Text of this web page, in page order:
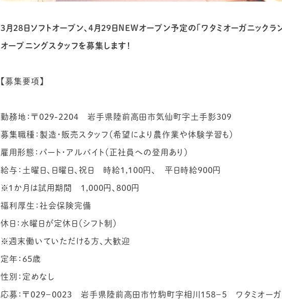
3月28日ソフトオープン、4月29日NEWオープン予定の「ワタミオーガニックラン
オープニングスタッフを募集します！
【募集要項】
勤務地：〒029-2204 岩手県陸前高田市気仙町字土手影309
募集職種：製造・販売スタッフ（希望により農作業や体験学習も）
雇用形態：パート・アルバイト（正社員への登用あり）
給与：土曜日、日曜日、祝日 時給1,100円、 平日時給900円
※1か月は試用期間 1,000円、800円
福利厚生：社会保険完備
休日：水曜日が定休日（シフト制）
※週末働いていただける方、大歓迎
定年：65歳
性別：定めなし
応募：〒029－0023 岩手県陸前高田市竹駒町字相川158－5 ワタミオーガ